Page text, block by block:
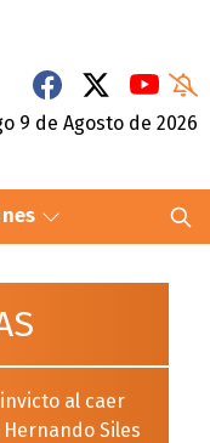
9 de Agosto de 2026
al caer
Siles